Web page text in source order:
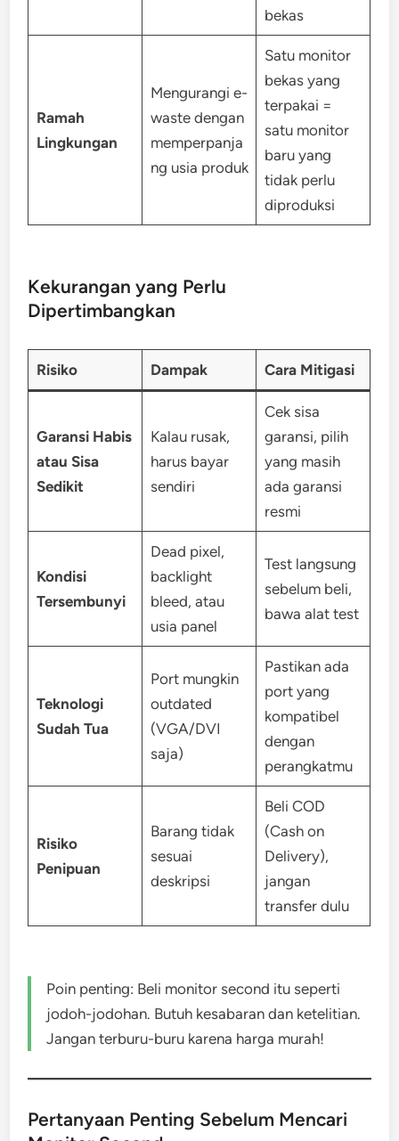
bekas
Ramah
Lingkungan
Mengurangi e-
waste dengan
memperpanja
ng usia produk
Satu monitor
bekas yang
terpakai =
satu monitor
baru yang
tidak perlu
diproduksi
Kekurangan yang Perlu
Dipertimbangkan
Risiko Dampak Cara Mitigasi
Garansi Habis
atau Sisa
Sedikit
Kalau rusak,
harus bayar
sendiri
Cek sisa
garansi, pilih
yang masih
ada garansi
resmi
Kondisi
Tersembunyi
Dead pixel,
backlight
bleed, atau
usia panel
Test langsung
sebelum beli,
bawa alat test
Teknologi
Sudah Tua
Port mungkin
outdated
(VGA/DVI
saja)
Pastikan ada
port yang
kompatibel
dengan
perangkatmu
Risiko
Penipuan
Barang tidak
sesuai
deskripsi
Beli COD
(Cash on
Delivery),
jangan
transfer dulu
Poin penting: Beli monitor second itu seperti
jodoh-jodohan. Butuh kesabaran dan ketelitian.
Jangan terburu-buru karena harga murah!
Pertanyaan Penting Sebelum Mencari